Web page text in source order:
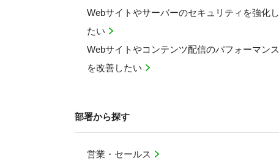
Webサイトやサーバーのセキュリティを強化し
たい
Webサイトやコンテンツ配信のパフォーマンス
を改善したい
部署から探す
営業・セールス